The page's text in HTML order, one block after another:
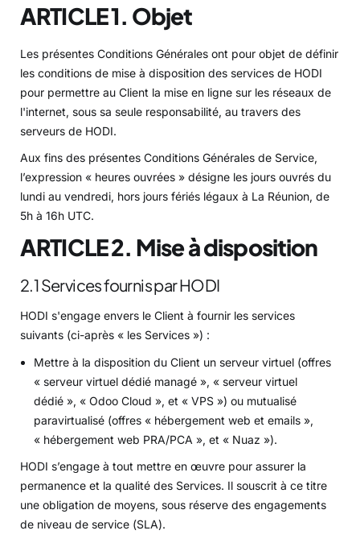
ARTICLE 1. Objet
Les présentes Conditions Générales ont pour objet de définir
les conditions de mise à disposition des services de HODI
pour permettre au Client la mise en ligne sur les réseaux de
l'internet, sous sa seule responsabilité, au travers des
serveurs de HODI.
Aux fins des présentes Conditions Générales de Service,
l’expression « heures ouvrées » désigne les jours ouvrés du
lundi au vendredi, hors jours fériés légaux à La Réunion, de
5h à 16h UTC.
ARTICLE 2. Mise à disposition
2.1 Services fournis par HODI
HODI s'engage envers le Client à fournir les services
suivants (ci-après « les Services ») :
Mettre à la disposition du Client un serveur virtuel (offres
« serveur virtuel dédié managé », « serveur virtuel
dédié », « Odoo Cloud », et « VPS ») ou mutualisé
paravirtualisé (offres « hébergement web et emails »,
« hébergement web PRA/PCA », et « Nuaz »).
HODI s’engage à tout mettre en œuvre pour assurer la
permanence et la qualité des Services. Il souscrit à ce titre
une obligation de moyens, sous réserve des engagements
de niveau de service (SLA).